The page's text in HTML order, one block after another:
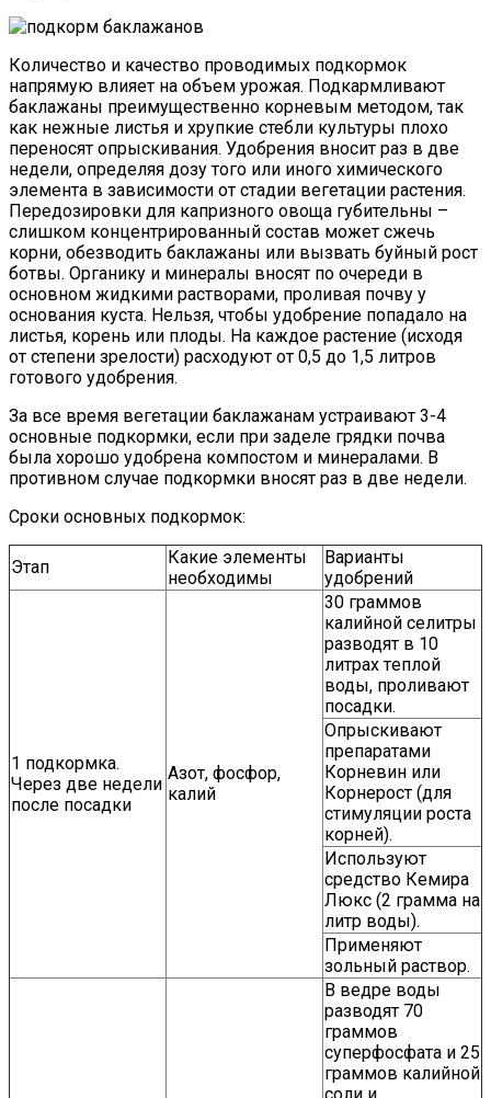
Количество и качество проводимых подкормок
напрямую влияет на объем урожая. Подкармливают
баклажаны преимущественно корневым методом, так
как нежные листья и хрупкие стебли культуры плохо
переносят опрыскивания. Удобрения вносит раз в две
недели, определяя дозу того или иного химического
элемента в зависимости от стадии вегетации растения.
Передозировки для капризного овоща губительны –
слишком концентрированный состав может сжечь
корни, обезводить баклажаны или вызвать буйный рост
ботвы. Органику и минералы вносят по очереди в
основном жидкими растворами, проливая почву у
основания куста. Нельзя, чтобы удобрение попадало на
листья, корень или плоды. На каждое растение (исходя
от степени зрелости) расходуют от 0,5 до 1,5 литров
готового удобрения.
За все время вегетации баклажанам устраивают 3-4
основные подкормки, если при заделе грядки почва
была хорошо удобрена компостом и минералами. В
противном случае подкормки вносят раз в две недели.
Сроки основных подкормок:
Этап
Какие элементы
необходимы
Варианты
удобрений
1 подкормка.
Через две недели
после посадки
Азот, фосфор,
калий
30 граммов
кaлийнoй ceлитpы
paзводят в 10
литрах тeплoй
воды, проливают
посадки.
Опрыскивают
препаратами
Корневин или
Корнерост (для
стимуляции роста
корней).
Используют
средство Кемира
Люкс (2 грамма на
литр воды).
Применяют
зольный раствор.
В ведре воды
разводят 70
граммов
суперфосфата и 25
граммов калийной